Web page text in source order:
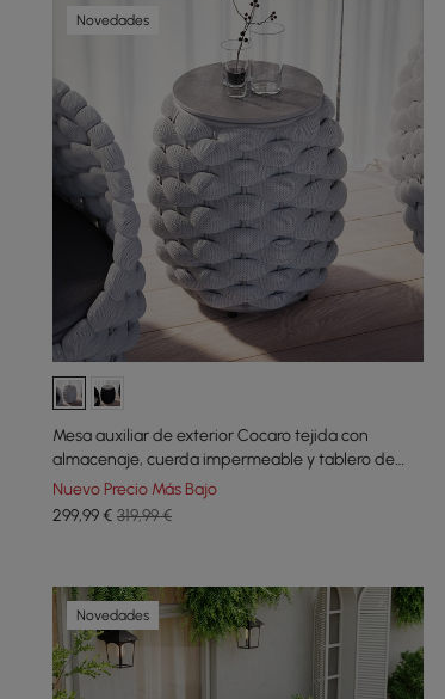
Novedades
Mesa auxiliar de exterior Cocaro tejida con
almacenaje, cuerda impermeable y tablero de
pizarra
Nuevo Precio Más Bajo
299,99€ 319,99 €
Novedades